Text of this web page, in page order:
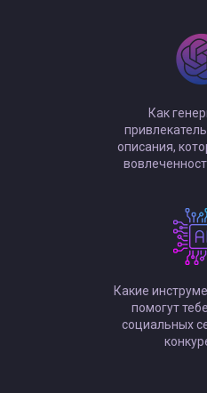
Как
описания,
Какие
помогут
социальных